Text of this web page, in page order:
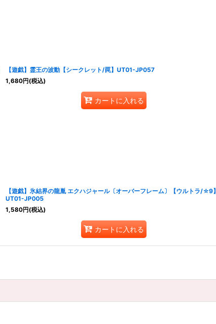
【遊戯】霊王の波動【シークレット/罠】UT01-JP057
1,680円(税込)
カートに入れる
【遊戯】氷結界の龍胤 エクハジャール〔オーバーフレーム〕【ウルトラ/☆9】
UT01-JP005
1,580円(税込)
カートに入れる